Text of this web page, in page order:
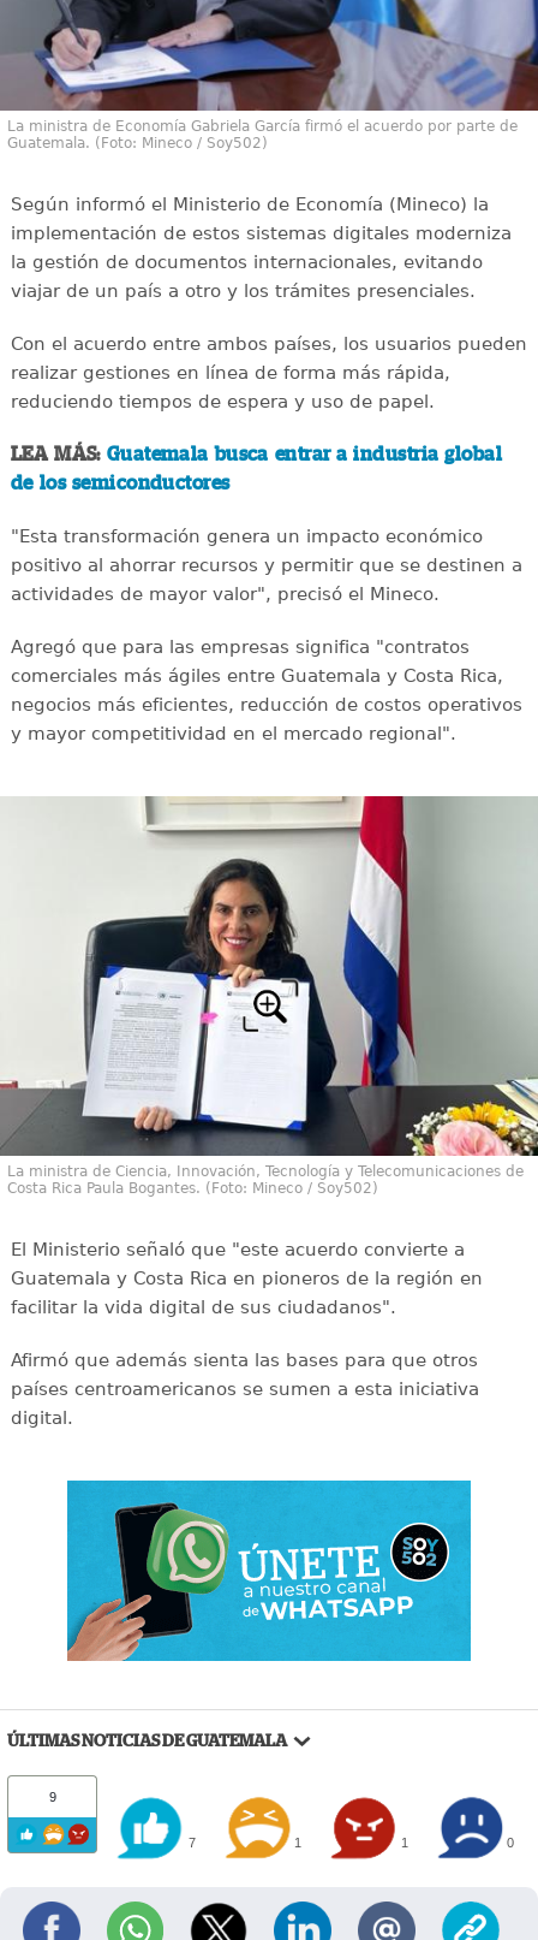
La ministra de Economía Gabriela García firmó el acuerdo por parte de
Guatemala. (Foto: Mineco / Soy502)
Según informó el Ministerio de Economía (Mineco) la
implementación de estos sistemas digitales moderniza
la gestión de documentos internacionales, evitando
viajar de un país a otro y los trámites presenciales.
Con el acuerdo entre ambos países, los usuarios pueden
realizar gestiones en línea de forma más rápida,
reduciendo tiempos de espera y uso de papel.
LEA MÁS: Guatemala busca entrar a industria global
de los semiconductores
"Esta transformación genera un impacto económico
positivo al ahorrar recursos y permitir que se destinen a
actividades de mayor valor", precisó el Mineco.
Agregó que para las empresas significa "contratos
comerciales más ágiles entre Guatemala y Costa Rica,
negocios más eficientes, reducción de costos operativos
y mayor competitividad en el mercado regional".
La ministra de Ciencia, Innovación, Tecnología y Telecomunicaciones de
Costa Rica Paula Bogantes. (Foto: Mineco / Soy502)
El Ministerio señaló que "este acuerdo convierte a
Guatemala y Costa Rica en pioneros de la región en
facilitar la vida digital de sus ciudadanos".
Afirmó que además sienta las bases para que otros
países centroamericanos se sumen a esta iniciativa
digital.
ÚLTIMAS NOTICIAS DE GUATEMALA
9
7 1 1 0